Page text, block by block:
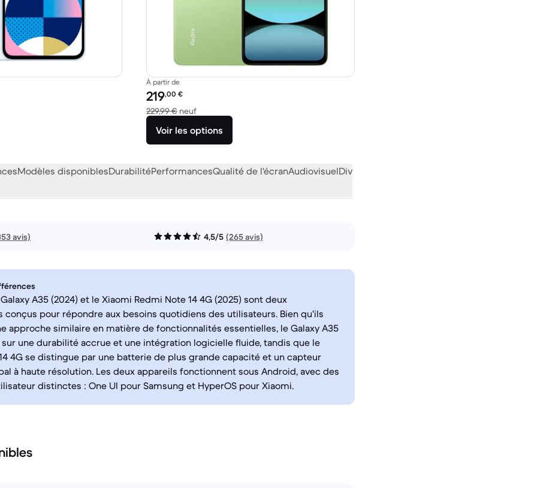
À partir de
Prix reconditionné :
219,00 €
229,99 € neufcontre 229,99 € neuf
Voir les options
Modèles disponiblesDurabilitéPerformancesQualité de l'écranAudiovisuelDivers
avis) 4,5/5 (265 avis)
A35 (2024) et le Xiaomi Redmi Note 14 4G (2025) sont deux
conçus pour répondre aux besoins quotidiens des utilisateurs. Bien qu'ils
approche similaire en matière de fonctionnalités essentielles, le Galaxy A35
une durabilité accrue et une intégration logicielle fluide, tandis que le
4G se distingue par une batterie de plus grande capacité et un capteur
à haute résolution. Les deux appareils fonctionnent sous Android, avec des
distinctes : One UI pour Samsung et HyperOS pour Xiaomi.